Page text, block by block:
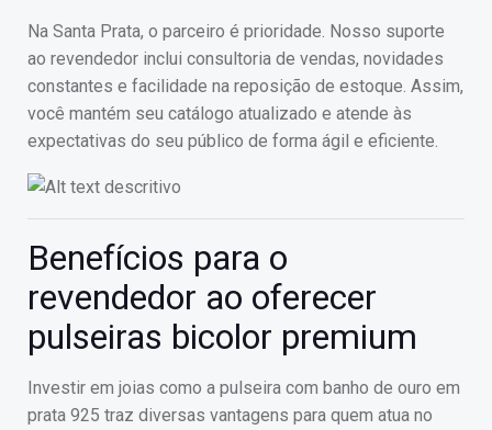
Na Santa Prata, o parceiro é prioridade. Nosso suporte
ao revendedor inclui consultoria de vendas, novidades
constantes e facilidade na reposição de estoque. Assim,
você mantém seu catálogo atualizado e atende às
expectativas do seu público de forma ágil e eficiente.
Benefícios para o
revendedor ao oferecer
pulseiras bicolor premium
Investir em joias como a pulseira com banho de ouro em
prata 925 traz diversas vantagens para quem atua no